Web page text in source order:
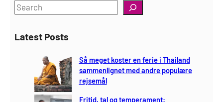
S
aLatest Posts
Så meget koster en ferie i Thailand
sammenlignet med andre populære
rejsemål
Fritid, tal og temperament: